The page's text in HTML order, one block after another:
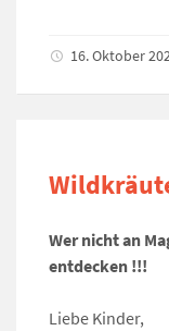
16. Oktober
Wer nicht an
entdecken !!!
Liebe Kinder,